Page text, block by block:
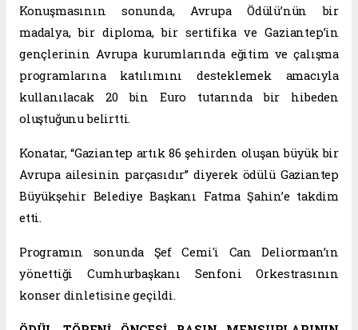
Konuşmasının sonunda, Avrupa Ödülü’nün bir
madalya, bir diploma, bir sertifika ve Gaziantep’in
gençlerinin Avrupa kurumlarında eğitim ve çalışma
programlarına katılımını desteklemek amacıyla
kullanılacak 20 bin Euro tutarında bir hibeden
oluştuğunu belirtti.
Konatar, “Gaziantep artık 86 şehirden oluşan büyük bir
Avrupa ailesinin parçasıdır” diyerek ödülü Gaziantep
Büyükşehir Belediye Başkanı Fatma Şahin’e takdim
etti.
Programın sonunda Şef Cemi'i Can Deliorman’ın
yönettiği Cumhurbaşkanı Senfoni Orkestrasının
konser dinletisine geçildi.